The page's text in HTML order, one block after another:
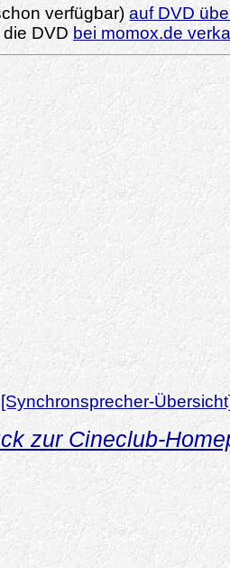
verfügbar)auf DVD
die DVD bei momox.de
[Synchronsprecher-
zur Cineclub-